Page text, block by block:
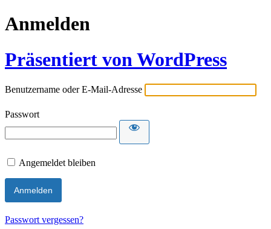
Anmelden
Präsentiert von WordPress
Benutzername oder E-Mail-Adresse
Passwort
Angemeldet bleiben
Passwort vergessen?